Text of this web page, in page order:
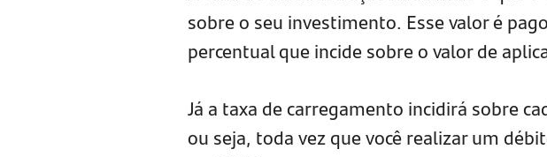
sobre o seu investimento. Esse valor é
percentual que incide sobre o valor de
Já a taxa de carregamento incidirá sobre
ou seja, toda vez que você realizar um